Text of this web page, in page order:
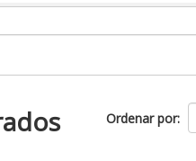
Ordenar por